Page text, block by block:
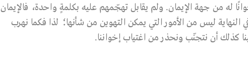
له من جهة الإيمان. ولم يقابل تهجّمهم عليه بكلمةٍ واحدة، فالإيمان
ليس من الأمور التي يمكن التهوين من شأنها؛ لذا فكما نهرب
كذلك أن نتجنّب ونحذر من اغتياب إخواننا.